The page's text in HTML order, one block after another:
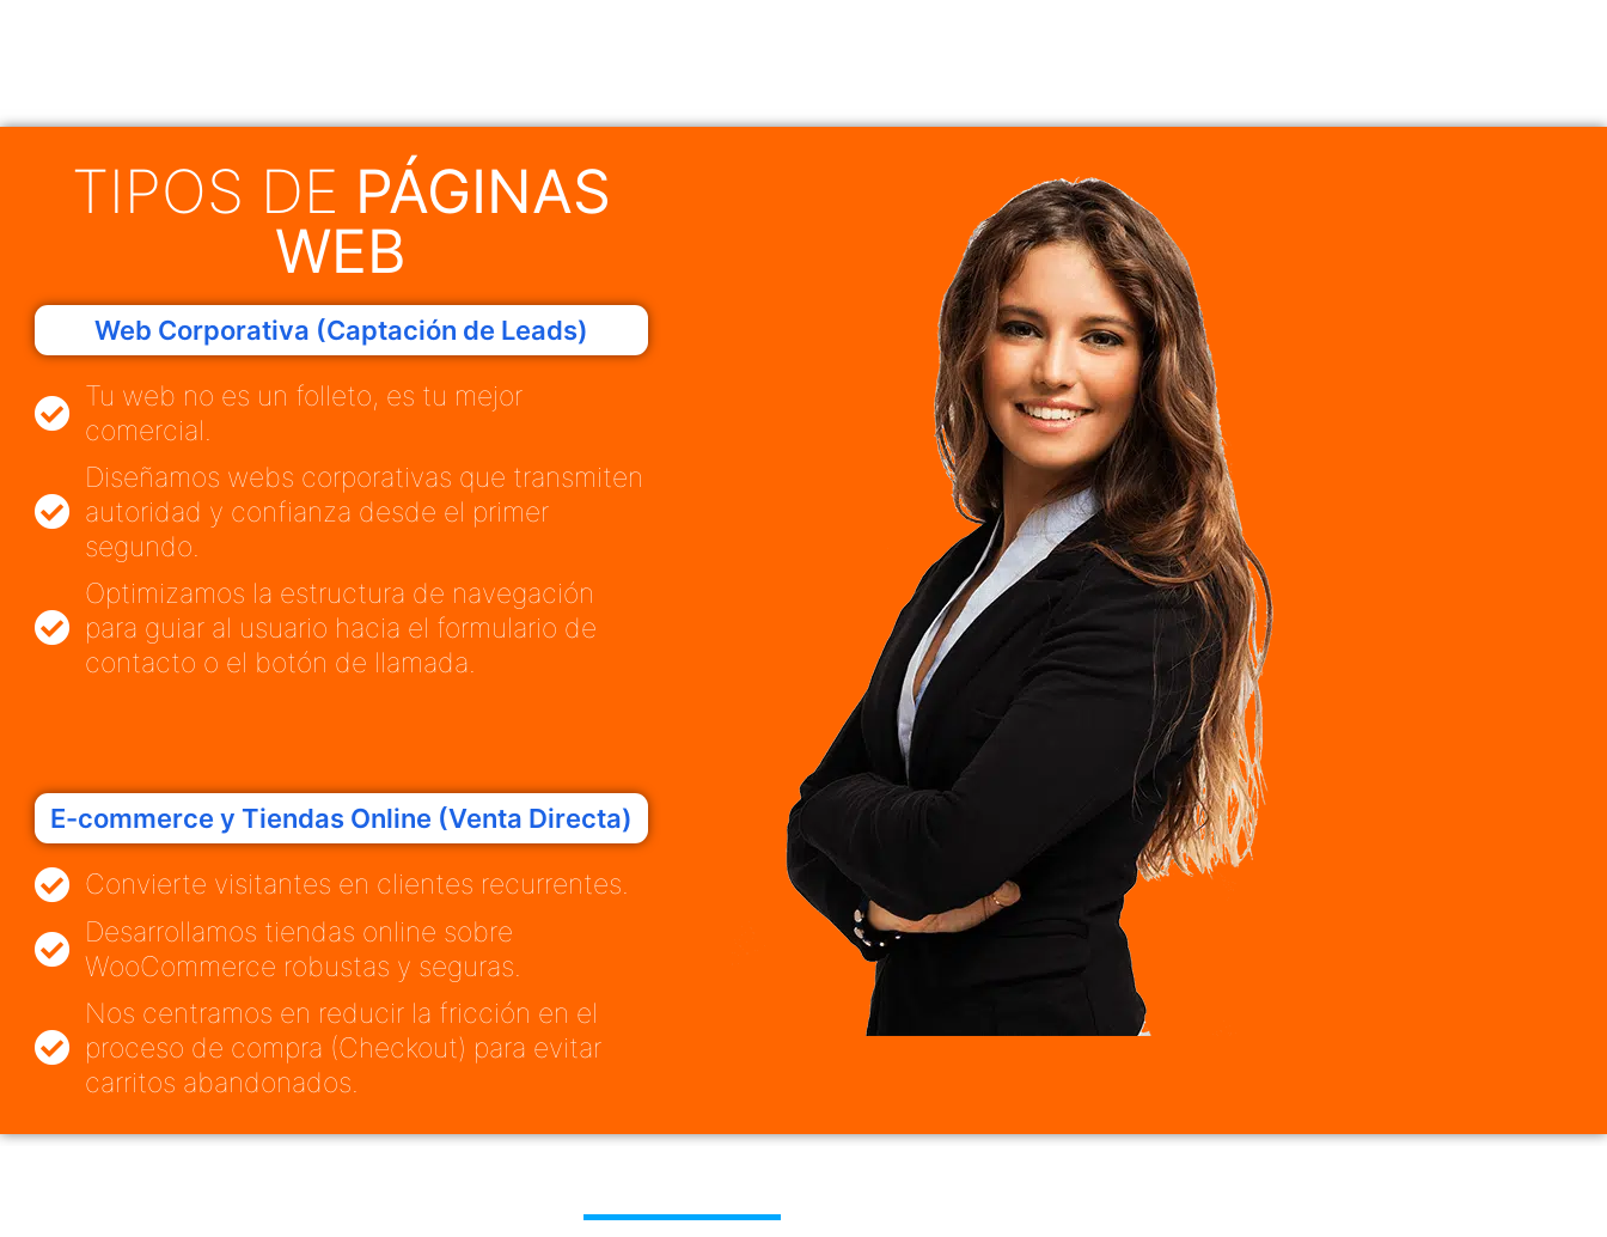
TIPOS DE PÁGINAS
WEB
Web Corporativa (Captación de Leads)
Tu web no es un folleto, es tu mejor
comercial.
Diseñamos webs corporativas que transmiten
autoridad y confianza desde el primer
segundo.
Optimizamos la estructura de navegación
para guiar al usuario hacia el formulario de
contacto o el botón de llamada.
E-commerce y Tiendas Online (Venta Directa)
Convierte visitantes en clientes recurrentes.
Desarrollamos tiendas online sobre
WooCommerce robustas y seguras.
Nos centramos en reducir la fricción en el
proceso de compra (Checkout) para evitar
carritos abandonados.